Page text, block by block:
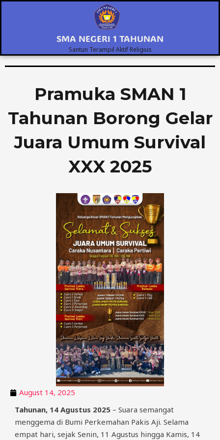
SMA NEGERI 1 TAHUNAN
Santun Terampil Aktif Religius
Pramuka SMAN 1
Tahunan Borong Gelar
Juara Umum Survival
XXX 2025
August 14, 2025
Tahunan, 14 Agustus 2025 – Suara semangat
menggema di Bumi Perkemahan Pakis Aji. Selama
empat hari, sejak Senin, 11 Agustus hingga Kamis, 14